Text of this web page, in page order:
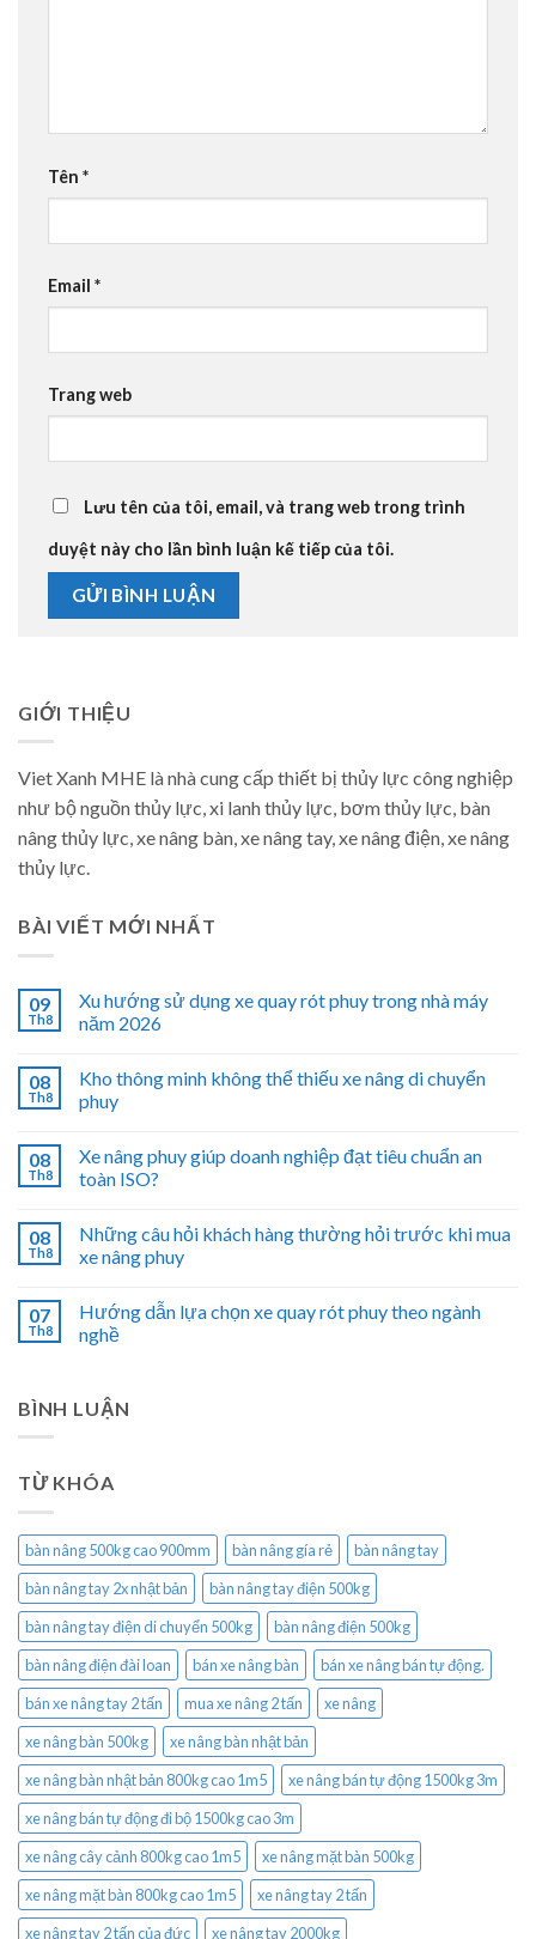
Tên *
Email *
Trang web
Lưu tên của tôi, email, và trang web trong trình
duyệt này cho lần bình luận kế tiếp của tôi.
GIỚI THIỆU
Viet Xanh MHE là nhà cung cấp thiết bị thủy lực công nghiệp
như bộ nguồn thủy lực, xi lanh thủy lực, bơm thủy lực, bàn
nâng thủy lực, xe nâng bàn, xe nâng tay, xe nâng điện, xe nâng
thủy lực.
BÀI VIẾT MỚI NHẤT
09
Th8
Xu hướng sử dụng xe quay rót phuy trong nhà máy
năm 2026
08
Th8
Kho thông minh không thể thiếu xe nâng di chuyển
phuy
08
Th8
Xe nâng phuy giúp doanh nghiệp đạt tiêu chuẩn an
toàn ISO?
08
Th8
Những câu hỏi khách hàng thường hỏi trước khi mua
xe nâng phuy
07
Th8
Hướng dẫn lựa chọn xe quay rót phuy theo ngành
nghề
BÌNH LUẬN
TỪ KHÓA
bàn nâng 500kg cao 900mm bàn nâng gía rẻ
bàn nâng tay
bàn nâng tay 2x nhật bản
bàn nâng tay điện 500kg
bàn nâng tay điện di chuyển 500kg
bàn nâng điện 500kg
bàn nâng điện đài loan
bán xe nâng bàn
bán xe nâng bán tự động.
bán xe nâng tay 2 tấn
mua xe nâng 2 tấn
xe nâng
xe nâng bàn 500kg
xe nâng bàn nhật bản
xe nâng bàn nhật bản 800kg cao 1m5
xe nâng bán tự động 1500kg 3m
xe nâng bán tự động đi bộ 1500kg cao 3m
xe nâng cây cảnh 800kg cao 1m5
xe nâng mặt bàn 500kg
xe nâng mặt bàn 800kg cao 1m5
xe nâng tay 2 tấn
xe nâng tay 2 tấn của đức
xe nâng tay 2000kg